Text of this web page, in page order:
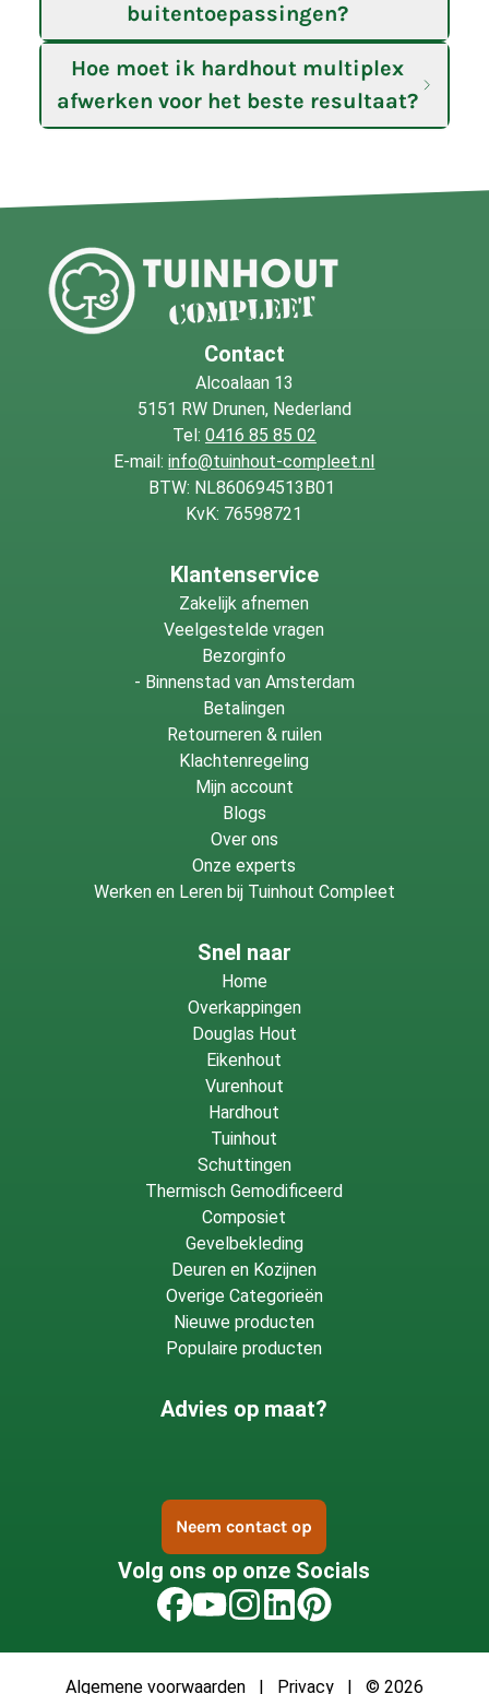
buitentoepassingen?
Hoe moet ik hardhout multiplex
afwerken voor het beste resultaat?
Contact
Alcoalaan 13
5151 RW Drunen, Nederland
Tel: 0416 85 85 02
E-mail:info@tuinhout-compleet.nl
BTW: NL860694513B01
KvK: 76598721
Klantenservice
Zakelijk afnemen
Veelgestelde vragen
Bezorginfo
- Binnenstad van Amsterdam
Betalingen
Retourneren & ruilen
Klachtenregeling
Mijn account
Blogs
Over ons
Onze experts
Werken en Leren bij Tuinhout Compleet
Snel naar
Home
Overkappingen
Douglas Hout
Eikenhout
Vurenhout
Hardhout
Tuinhout
Schuttingen
Thermisch Gemodificeerd
Composiet
Gevelbekleding
Deuren en Kozijnen
Overige Categorieën
Nieuwe producten
Populaire producten
Advies op maat?
Neem contact op
Volg ons op onze Socials
Algemene voorwaarden| Privacy| © 2026